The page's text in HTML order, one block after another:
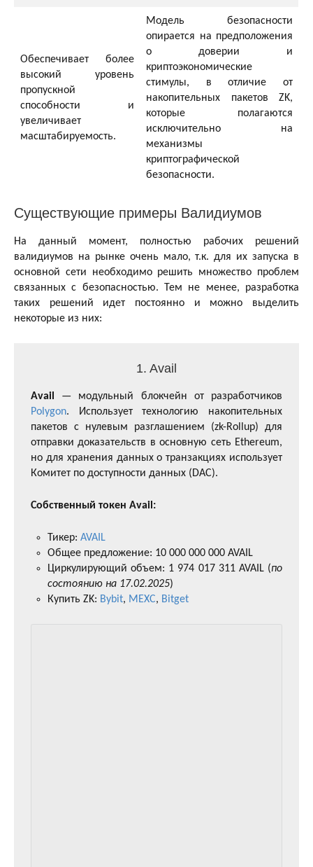
Обеспечивает более
высокий уровень
пропускной
способности и
увеличивает
масштабируемость.
Модель безопасности
опирается на предположения
о доверии и
криптоэкономические
стимулы, в отличие от
накопительных пакетов ZK,
которые полагаются
исключительно на
механизмы
криптографической
безопасности.
Существующие примеры Валидиумов
На данный момент, полностью рабочих решений
валидиумов на рынке очень мало, т.к. для их запуска в
основной сети необходимо решить множество проблем
связанных с безопасностью. Тем не менее, разработка
таких решений идет постоянно и можно выделить
некоторые из них:
1. Avail
Avail
— модульный блокчейн от разработчиков
Polygon. Использует технологию накопительных
пакетов с нулевым разглашением (zk-Rollup) для
отправки доказательств в основную сеть Ethereum,
но для хранения данных о транзакциях использует
Комитет по доступности данных (DAC).
Собственный токен Avail:
Тикер: AVAIL
Общее предложение: 10 000 000 000 AVAIL
Циркулирующий объем: 1 974 017 311 AVAIL (по
состоянию на 17.02.2025)
Купить ZK: Bybit, MEXC, Bitget